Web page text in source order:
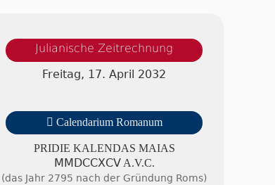
Julianische Zeitrechnung
Freitag, 17. April 2032
 Calendarium Romanum
PRIDIE KA­LEN­DAS MAIAS
ⅯⅯⅮⅭⅭⅩⅭⅤ A.V.C.
(das Jahr 2795 nach der Gründung Roms)